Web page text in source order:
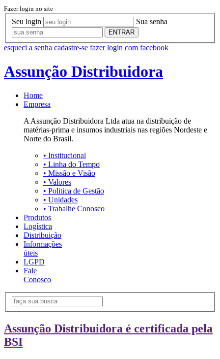
Fazer login no site
Seu login Sua senha
ENTRAR
esqueci a senha cadastre-se fazer login com facebook
Assunção Distribuidora
Home
Empresa
A Assunção Distribuidora Ltda atua na distribuição de
matérias-prima e insumos industriais nas regiões Nordeste e
Norte do Brasil.
• Institucional
• Linha do Tempo
• Missão e Visão
• Valores
• Politica de Gestão
• Unidades
• Trabalhe Conosco
Produtos
Logística
Distribuição
Informações
úteis
LGPD
Fale
Conosco
Assunção Distribuidora é certificada pela
BSI